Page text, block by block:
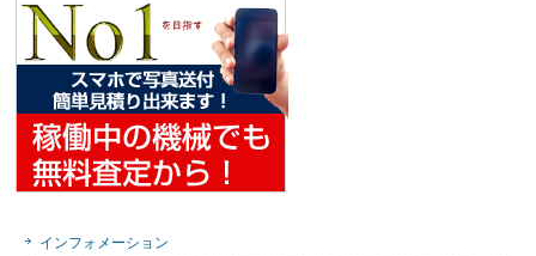
インフォメーション